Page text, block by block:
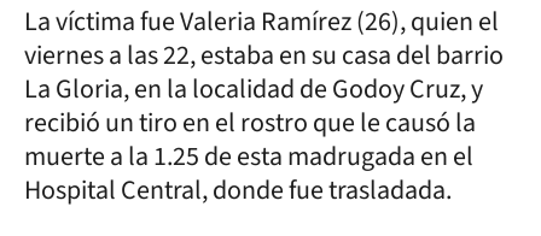
La víctima fue Valeria Ramírez (26), quien el
viernes a las 22, estaba en su casa del barrio
La Gloria, en la localidad de Godoy Cruz, y
recibió un tiro en el rostro que le causó la
muerte a la 1.25 de esta madrugada en el
Hospital Central, donde fue trasladada.